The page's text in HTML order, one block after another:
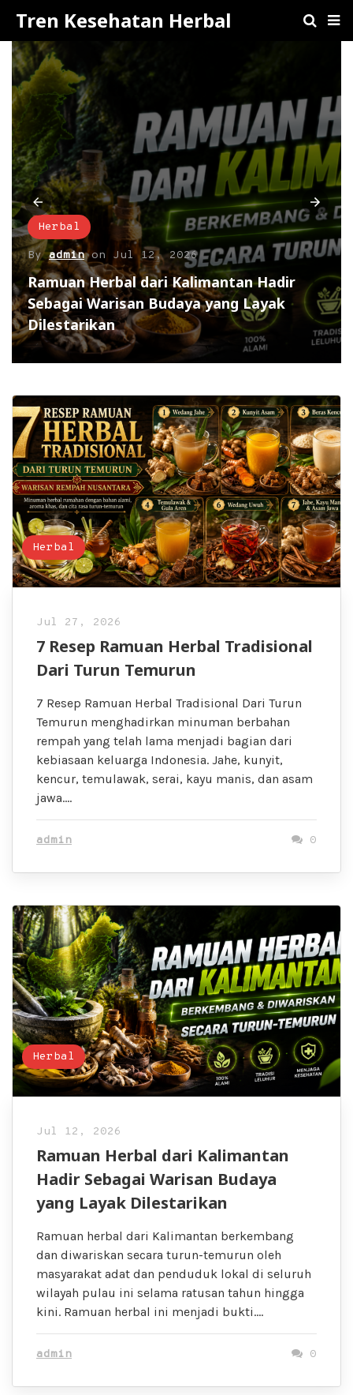
Tren Kesehatan Herbal
Herbal
Byadminon Jul 12, 2026
Ramuan Herbal dari Kalimantan Hadir
Sebagai Warisan Budaya yang Layak
Dilestarikan
Herbal
Jul 27, 2026
7 Resep Ramuan Herbal Tradisional
Dari Turun Temurun
7 Resep Ramuan Herbal Tradisional Dari Turun
Temurun menghadirkan minuman berbahan
rempah yang telah lama menjadi bagian dari
kebiasaan keluarga Indonesia. Jahe, kunyit,
kencur, temulawak, serai, kayu manis, dan asam
jawa….
admin 0
Herbal
Jul 12, 2026
Ramuan Herbal dari Kalimantan
Hadir Sebagai Warisan Budaya
yang Layak Dilestarikan
Ramuan herbal dari Kalimantan berkembang
dan diwariskan secara turun-temurun oleh
masyarakat adat dan penduduk lokal di seluruh
wilayah pulau ini selama ratusan tahun hingga
kini. Ramuan herbal ini menjadi bukti….
admin 0